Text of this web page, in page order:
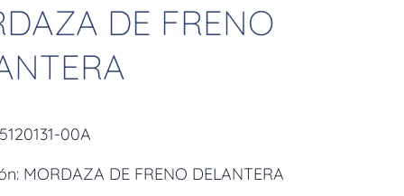
DE FRENO
00A
MORDAZA DE FRENO DELANTERA